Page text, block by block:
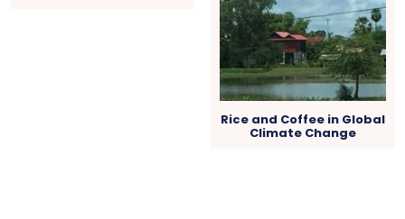
Rice and Coffee in Global
Climate Change